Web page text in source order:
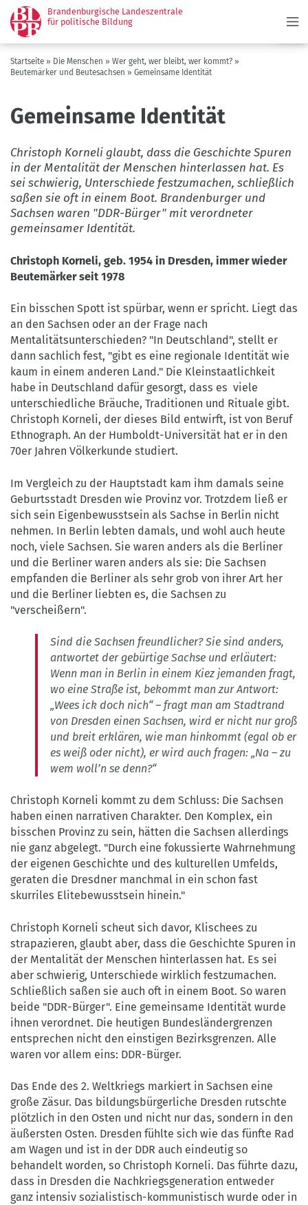
Direkt
zum
Inhalt
Brandenburgische Landeszentrale
für politische Bildung
Pfadnavigation
Startseite Die Menschen
Wer geht, wer bleibt, wer kommt?
Beutemärker und Beutesachsen
Gemeinsame Identität
Gemeinsame Identität
Christoph Korneli glaubt, dass die Geschichte Spuren
in der Mentalität der Menschen hinterlassen hat. Es
sei schwierig, Unterschiede festzumachen, schließlich
saßen sie oft in einem Boot. Brandenburger und
Sachsen waren "DDR-Bürger" mit verordneter
gemeinsamer Identität.
Christoph Korneli, geb. 1954 in Dresden, immer wieder
Beutemärker seit 1978
Ein bisschen Spott ist spürbar, wenn er spricht. Liegt das
an den Sachsen oder an der Frage nach
Mentalitätsunterschieden? "In Deutschland", stellt er
dann sachlich fest, "gibt es eine regionale Identität wie
kaum in einem anderen Land." Die Kleinstaatlichkeit
habe in Deutschland dafür gesorgt, dass es viele
unterschiedliche Bräuche, Traditionen und Rituale gibt.
Christoph Korneli, der dieses Bild entwirft, ist von Beruf
Ethnograph. An der Humboldt-Universität hat er in den
70er Jahren Völkerkunde studiert.
Im Vergleich zu der Hauptstadt kam ihm damals seine
Geburtsstadt Dresden wie Provinz vor. Trotzdem ließ er
sich sein Eigenbewusstsein als Sachse in Berlin nicht
nehmen. In Berlin lebten damals, und wohl auch heute
noch, viele Sachsen. Sie waren anders als die Berliner
und die Berliner waren anders als sie: Die Sachsen
empfanden die Berliner als sehr grob von ihrer Art her
und die Berliner liebten es, die Sachsen zu
"verscheißern".
Sind die Sachsen freundlicher? Sie sind anders,
antwortet der gebürtige Sachse und erläutert:
Wenn man in Berlin in einem Kiez jemanden fragt,
wo eine Straße ist, bekommt man zur Antwort:
„Wees ick doch nich“ – fragt man am Stadtrand
von Dresden einen Sachsen, wird er nicht nur groß
und breit erklären, wie man hinkommt (egal ob er
es weiß oder nicht), er wird auch fragen: „Na – zu
wem woll’n se denn?“
Christoph Korneli kommt zu dem Schluss: Die Sachsen
haben einen narrativen Charakter. Den Komplex, ein
bisschen Provinz zu sein, hätten die Sachsen allerdings
nie ganz abgelegt. "Durch eine fokussierte Wahrnehmung
der eigenen Geschichte und des kulturellen Umfelds,
geraten die Dresdner manchmal in ein schon fast
skurriles Elitebewusstsein hinein."
Christoph Korneli scheut sich davor, Klischees zu
strapazieren, glaubt aber, dass die Geschichte Spuren in
der Mentalität der Menschen hinterlassen hat. Es sei
aber schwierig, Unterschiede wirklich festzumachen.
Schließlich saßen sie auch oft in einem Boot. So waren
beide "DDR-Bürger". Eine gemeinsame Identität wurde
ihnen verordnet. Die heutigen Bundesländergrenzen
entsprechen nicht den einstigen Bezirksgrenzen. Alle
waren vor allem eins: DDR-Bürger.
Das Ende des 2. Weltkriegs markiert in Sachsen eine
große Zäsur. Das bildungsbürgerliche Dresden rutschte
plötzlich in den Osten und nicht nur das, sondern in den
äußersten Osten. Dresden fühlte sich wie das fünfte Rad
am Wagen und ist in der DDR auch eindeutig so
behandelt worden, so Christoph Korneli. Das führte dazu,
dass in Dresden die Nachkriegsgeneration entweder
ganz intensiv sozialistisch-kommunistisch wurde oder in